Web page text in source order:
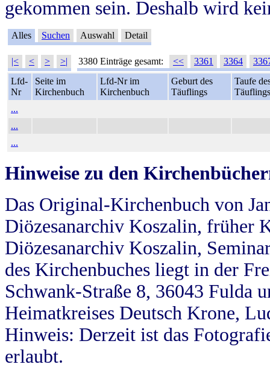
gekommen sein. Deshalb wird
Alles Suchen Auswahl Detail
|< < > >| 3380 Einträge gesamt: << 3361 3364
Lfd-
Nr
Seite im
Kirchenbuch
Lfd-Nr im
Kirchenbuch
Geburt des
Täuflings
Taufe
Täuflings
...
...
...
Hinweise zu den
Das Original-Kirchenbuch von
Diözesanarchiv Koszalin, früher
Diözesanarchiv Koszalin,
des Kirchenbuches liegt in der
Schwank-Straße 8, 36043 Fulda
Heimatkreises Deutsch Krone,
Hinweis: Derzeit ist das
erlaubt.